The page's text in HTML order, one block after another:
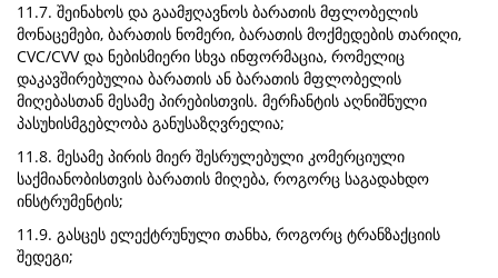
11.7. შეინახოს და გაამჟღავნოს ბარათის მფლობელის
მონაცემები, ბარათის ნომერი, ბარათის მოქმედების თარიღი,
CVC/CVV და ნებისმიერი სხვა ინფორმაცია, რომელიც
დაკავშირებულია ბარათის ან ბარათის მფლობელის
მიღებასთან მესამე პირებისთვის. მერჩანტის აღნიშნული
პასუხისმგებლობა განუსაზღვრელია;
11.8. მესამე პირის მიერ შესრულებული კომერციული
საქმიანობისთვის ბარათის მიღება, როგორც საგადახდო
ინსტრუმენტის;
11.9. გასცეს ელექტრუნული თანხა, როგორც ტრანზაქციის
შედეგი;